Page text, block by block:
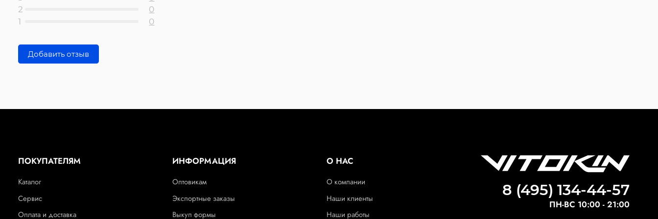
2
0
1
0
Добавить отзыв
ПОКУПАТЕЛЯМ
Каталог
Сервис
Оплата и доставка
ИНФОРМАЦИЯ
Оптовикам
Экспортные заказы
Выкуп формы
О НАС
О компании
Наши клиенты
Наши работы
8 (495) 134-44-57
ПН-ВС 10:00 - 21:00